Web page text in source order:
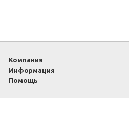
Компания
Информация
Помощь